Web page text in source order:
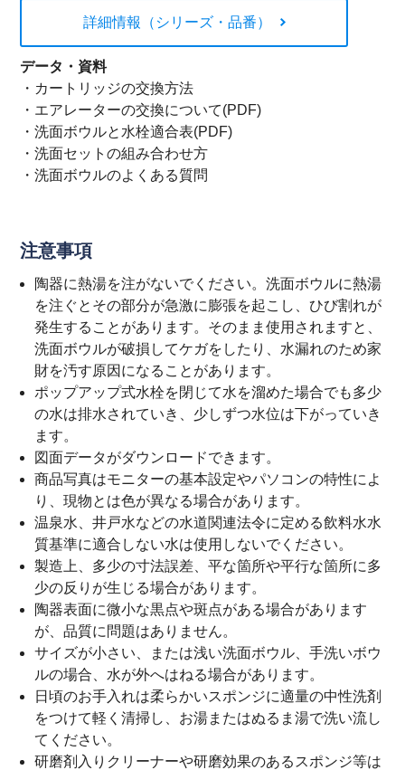
詳細情報（シリーズ・品番）
データ・資料
・ カートリッジの交換方法
・ エアレーターの交換について(PDF)
・洗面ボウルと水栓適合表(PDF)
・洗面セットの組み合わせ方
・洗面ボウルのよくある質問
注意事項
陶器に熱湯を注がないでください。洗面ボウルに熱湯
を注ぐとその部分が急激に膨張を起こし、ひび割れが
発生することがあります。そのまま使用されますと、
洗面ボウルが破損してケガをしたり、水漏れのため家
財を汚す原因になることがあります。
ポップアップ式水栓を閉じて水を溜めた場合でも多少
の水は排水されていき、少しずつ水位は下がっていき
ます。
図面データがダウンロードできます。
商品写真はモニターの基本設定やパソコンの特性によ
り、現物とは色が異なる場合があります。
温泉水、井戸水などの水道関連法令に定める飲料水水
質基準に適合しない水は使用しないでください。
製造上、多少の寸法誤差、平な箇所や平行な箇所に多
少の反りが生じる場合があります。
陶器表面に微小な黒点や斑点がある場合があります
が、品質に問題はありません。
サイズが小さい、または浅い洗面ボウル、手洗いボウ
ルの場合、水が外へはねる場合があります。
日頃のお手入れは柔らかいスポンジに適量の中性洗剤
をつけて軽く清掃し、お湯またはぬるま湯で洗い流し
てください。
研磨剤入りクリーナーや研磨効果のあるスポンジ等は